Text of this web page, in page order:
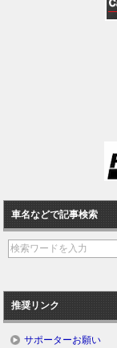
車名などで記事検索
推奨リンク
サポーターお願い